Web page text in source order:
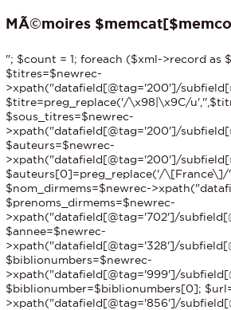
MÃ©moires
"; $count = 1; foreach ($xml->record as
$titres=$newrec-
>xpath("datafield[@tag='200']/
$titre=preg_replace('/\x98|\x9C/
$sous_titres=$newrec-
>xpath("datafield[@tag='200']/
$auteurs=$newrec-
>xpath("datafield[@tag='200']/
$auteurs[0]=preg_replace('/\[France\]/
$nom_dirmems=$newrec-
$prenoms_dirmems=$newrec-
>xpath("datafield[@tag='702']/
$annee=$newrec-
>xpath("datafield[@tag='328']/
$biblionumbers=$newrec-
>xpath("datafield[@tag='999']/
$biblionumber=$biblionumbers[0];
>xpath("datafield[@tag='856']/